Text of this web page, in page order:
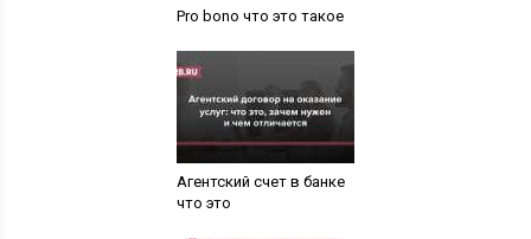
Pro bono что это такое
Агентский счет в банке
что это